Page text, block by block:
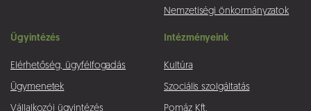
Nemzetiségi önkormányzatok
Ügyintézés
Elérhetőség, ügyfélfogadás
Ügymenetek
Vállalkozói ügyintézés
Intézményeink
Kultúra
Szociális szolgáltatás
Pomáz Kft.